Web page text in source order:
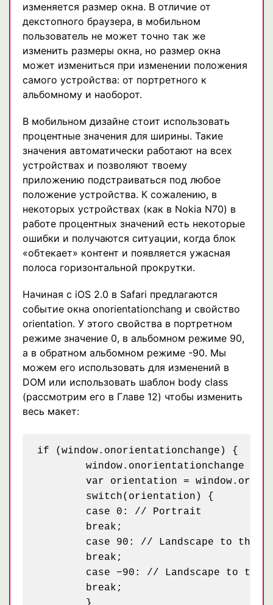
изменяется размер окна. В отличие от
декстопного браузера, в мобильном
пользователь не может точно так же
изменить размеры окна, но размер окна
может измениться при изменении положения
самого устройства: от портретного к
альбомному и наоборот.
В мобильном дизайне стоит использовать
процентные значения для ширины. Такие
значения автоматически работают на всех
устройствах и позволяют твоему
приложению подстраиваться под любое
положение устройства. К сожалению, в
некоторых устройствах (как в Nokia N70) в
работе процентных значений есть некоторые
ошибки и получаются ситуации, когда блок
«обтекает» контент и появляется ужасная
полоса горизонтальной прокрутки.
Начиная с iOS 2.0 в Safari предлагаются
событие окна onorientationchang и свойство
orientation. У этого свойства в портретном
режиме значение 0, в альбомном режиме 90,
а в обратном альбомном режиме -90. Мы
можем его использовать для изменений в
DOM или использовать шаблон body class
(рассмотрим его в Главе 12) чтобы изменить
весь макет:
if (window.onorientationchange) {